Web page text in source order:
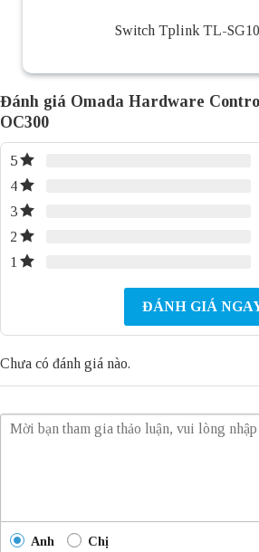
Switch Tplink TL-
Đánh giá Omada Hardware
OC300
5
4
3
2
1
ĐÁNH GIÁ
Chưa có đánh giá nào.
Anh Chị